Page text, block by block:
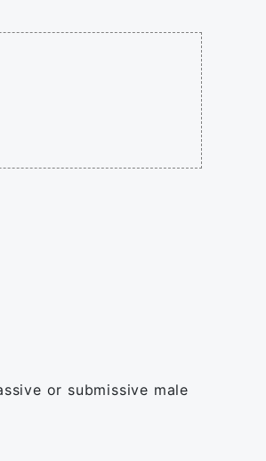
or submissive male